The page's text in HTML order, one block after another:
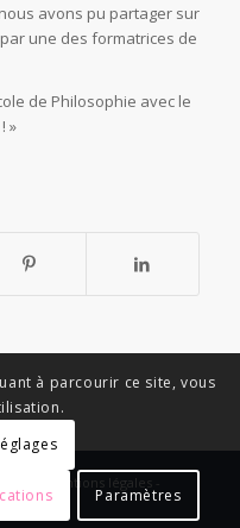
avons pu partager sur
une des formatrices de
de Philosophie avec le
»
- Mentions légales -
à parcourir ce site, vous
Paramètres